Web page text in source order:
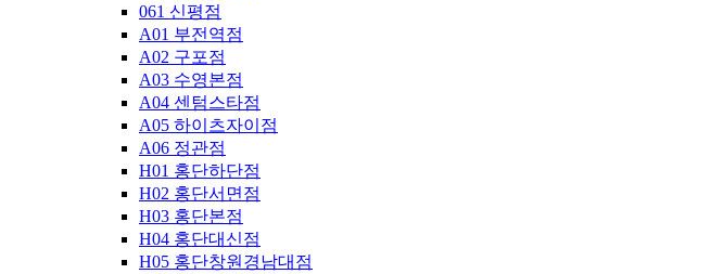
061 신평점
A01 부전역점
A02 구포점
A03 수영본점
A04 센텀스타점
A05 하이츠자이점
A06 정관점
H01 홍단하단점
H02 홍단서면점
H03 홍단본점
H04 홍단대신점
H05 홍단창원경남대점